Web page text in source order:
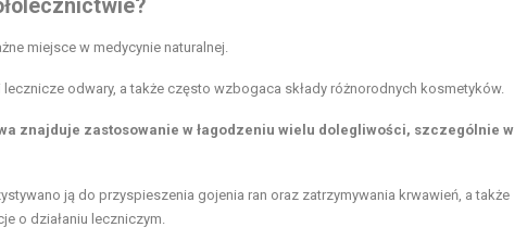
miejsce w medycynie naturalnej.
odwary, a także często wzbogaca składy różnorodnych kosmetyków.
znajduje zastosowanie w łagodzeniu wielu dolegliwości, szczególnie w
ją do przyspieszenia gojenia ran oraz zatrzymywania krwawień, a także
o działaniu leczniczym.